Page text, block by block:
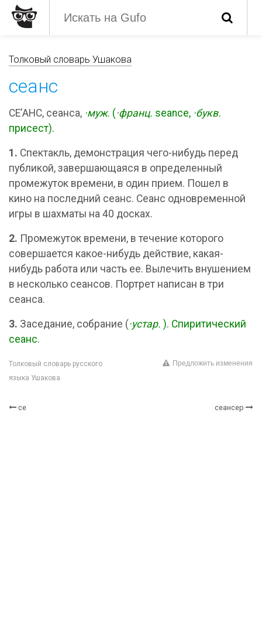
Толковый словарь Ушакова
сеанс
СЕ’АНС, сеанса, ·муж. ( ·франц. seance, ·букв.
присест).
1. Спектакль, демонстрация чего-нибудь перед
публикой, завершающаяся в определенный
промежуток времени, в один прием. Пошел в
кино на последний сеанс. Сеанс одновременной
игры в шахматы на 40 досках.
2. Промежуток времени, в течение которого
совершается какое-нибудь действие, какая-
нибудь работа или часть ее. Вылечить внушением
в несколько сеансов. Портрет написан в три
сеанса.
3. Заседание, собрание ( ·устар. ). Спиритический
сеанс.
Толковый словарь русского
языка Ушакова
Предложить изменения
се сеансер